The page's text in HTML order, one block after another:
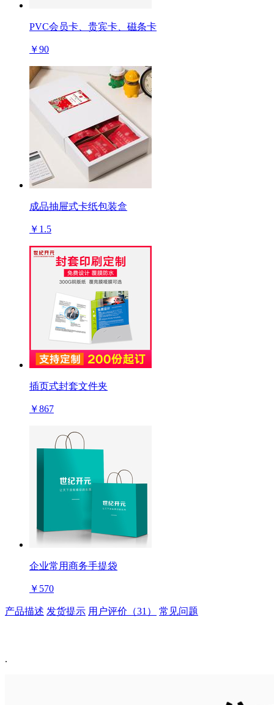
PVC会员卡、贵宾卡、磁条卡
￥90
成品抽屉式卡纸包装盒
￥1.5
插页式封套文件夹
￥867
企业常用商务手提袋
￥570
产品描述 发货提示 用户评价（31） 常见问题
.